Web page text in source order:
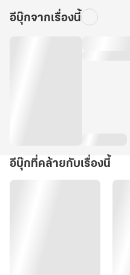
อีบุ๊กจากเรื่องนี้
อีบุ๊กที่คล้ายกับเรื่องนี้